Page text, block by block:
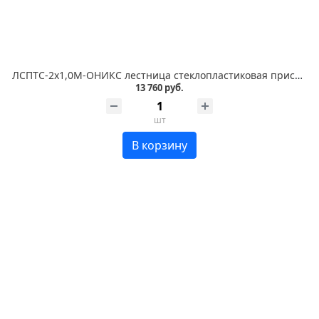
ЛСПТС-2х1,0М-ОНИКС лестница стеклопластиковая приставная, трансформируемая в стремянку, металлические оконцеватели
13 760 руб.
шт
В корзину